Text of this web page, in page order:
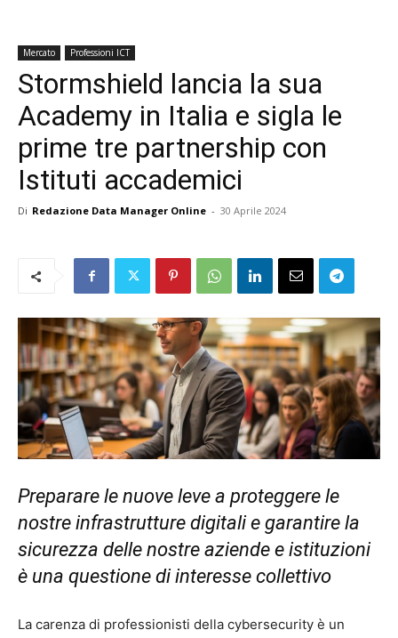
Mercato Professioni ICT
Stormshield lancia la sua
Academy in Italia e sigla le
prime tre partnership con
Istituti accademici
Di Redazione Data Manager Online - 30 Aprile 2024
Preparare le nuove leve a proteggere le
nostre infrastrutture digitali e garantire la
sicurezza delle nostre aziende e istituzioni
è una questione di interesse collettivo
La carenza di professionisti della cybersecurity è un